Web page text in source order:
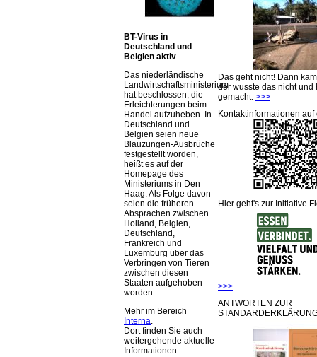
BT-Virus in
Deutschland und
Belgien aktiv
Das niederländische
Landwirtschaftsministerium
hat beschlossen, die
Erleichterungen beim
Handel aufzuheben. In
Deutschland und
Belgien seien neue
Blauzungen-Ausbrüche
festgestellt worden,
heißt es auf der
Homepage des
Ministeriums in Den
Haag. Als Folge davon
seien die früheren
Absprachen zwischen
Holland, Belgien,
Deutschland,
Frankreich und
Luxemburg über das
Verbringen von Tieren
zwischen diesen
Staaten aufgehoben
worden.
Mehr im Bereich
Interna.
Dort finden Sie auch
weitergehende aktuelle
Informationen.
Das geht nicht! Dann
der wusste das nicht und
gemacht. >>>
Kontaktinformationen
Hier geht's zur Initiative
>>>
ANTWORTEN ZUR